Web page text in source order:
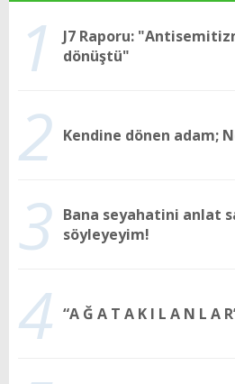
1
J7 Raporu:
dönüştü"
2 Kendine dönen adam;
3 Bana seyahatini anlat
söyleyeyim!
4 “A Ğ A T A K I L A N L A